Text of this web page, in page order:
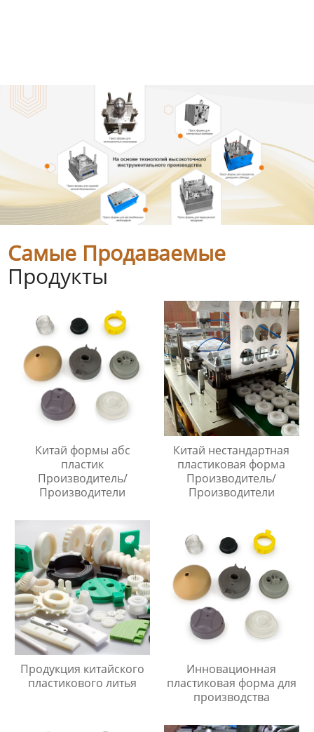
Самые Продаваемые
Продукты
Китай формы абс
пластик
Производитель/
Производители
Китай нестандартная
пластиковая форма
Производитель/
Производители
Продукция китайского
пластикового литья
Инновационная
пластиковая форма для
производства